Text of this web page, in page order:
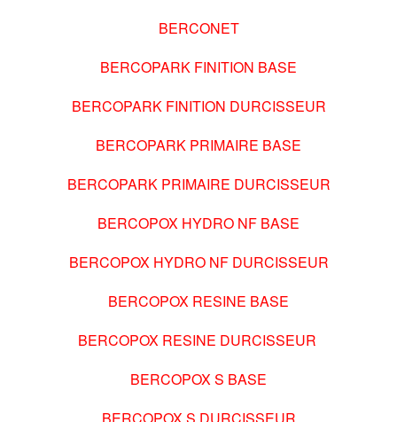
BERCONET
BERCOPARK FINITION BASE
BERCOPARK FINITION DURCISSEUR
BERCOPARK PRIMAIRE BASE
BERCOPARK PRIMAIRE DURCISSEUR
BERCOPOX HYDRO NF BASE
BERCOPOX HYDRO NF DURCISSEUR
BERCOPOX RESINE BASE
BERCOPOX RESINE DURCISSEUR
BERCOPOX S BASE